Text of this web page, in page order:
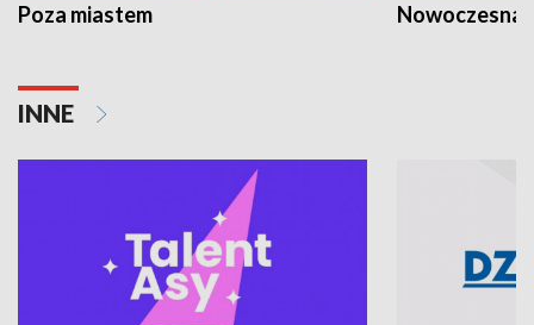
Poza miastem Nowoczesna
INNE